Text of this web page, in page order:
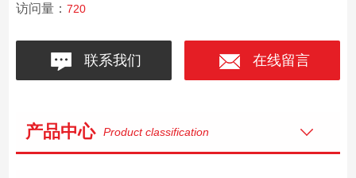
访问量： 720
联系我们 在线留言
产品中心 Product classification